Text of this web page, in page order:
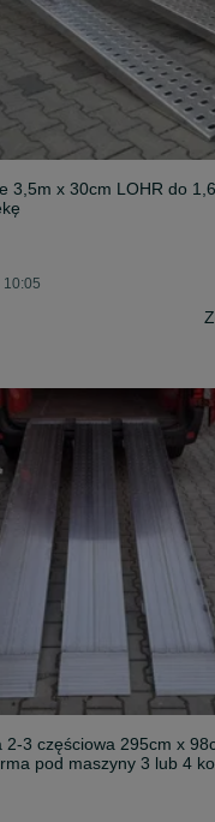
3,5m x 30cm LOHR do
10:05
2-3 częściowa 295cm x
pod maszyny 3 lub 4